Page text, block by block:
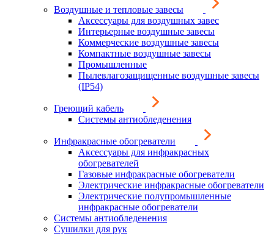
Воздушные и тепловые завесы
Аксессуары для воздушных завес
Интерьерные воздушные завесы
Коммерческие воздушные завесы
Компактные воздушные завесы
Промышленные
Пылевлагозащищенные воздушные завесы
(IP54)
Греющий кабель
Системы антиобледенения
Инфракрасные обогреватели
Аксессуары для инфракрасных
обогревателей
Газовые инфракрасные обогреватели
Электрические инфракрасные обогреватели
Электрические полупромышленные
инфракрасные обогреватели
Системы антиобледенения
Сушилки для рук